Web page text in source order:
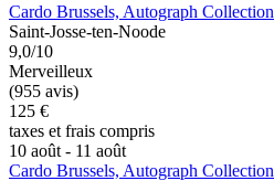
Cardo Brussels, Autograph Collection
Saint-Josse-ten-Noode
9,0/10
Merveilleux
(955 avis)
125 €
taxes et frais compris
10 août - 11 août
Cardo Brussels, Autograph Collection